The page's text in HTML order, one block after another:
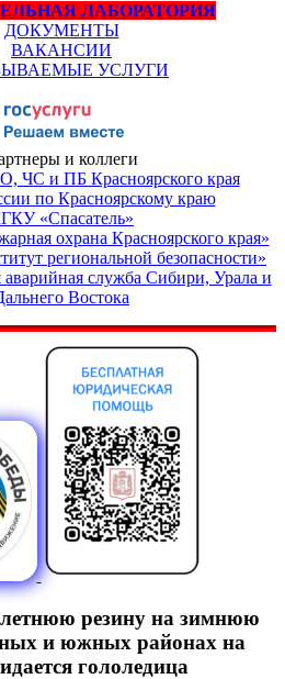
ЛАБОРАТОРИЯ
ДОКУМЕНТЫ
ВАКАНСИИ
УСЛУГИ
и коллеги
ЧС и ПБ Красноярского края
по Красноярскому краю
«Спасатель»
охрана Красноярского края»
региональной безопасности»
аварийная служба Сибири, Урала и
Востока
резину на зимнюю
и южных районах на
гололедица